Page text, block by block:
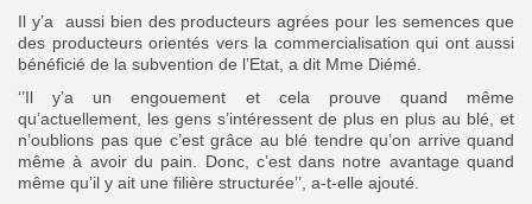
Il y’a aussi bien des producteurs agrées pour les semences que
des producteurs orientés vers la commercialisation qui ont aussi
bénéficié de la subvention de l’Etat, a dit Mme Diémé.
‘’Il y’a un engouement et cela prouve quand même
qu’actuellement, les gens s’intéressent de plus en plus au blé, et
n’oublions pas que c’est grâce au blé tendre qu’on arrive quand
même à avoir du pain. Donc, c’est dans notre avantage quand
même qu’il y ait une filière structurée’’, a-t-elle ajouté.